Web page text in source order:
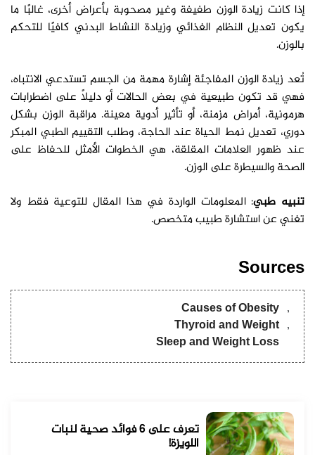
إذا كانت زيادة الوزن طفيفة وغير مصحوبة بأعراض أخرى، غالبًا ما
يكون تعديل النظام الغذائي وزيادة النشاط البدني كافيًا للتحكم
بالوزن.
تُعد زيادة الوزن المفاجئة إشارة مهمة من الجسم تستدعي الانتباه،
فهي قد تكون طبيعية في بعض الحالات أو دليلاً على اضطرابات
هرمونية، أمراض مزمنة، أو تأثير أدوية معينة. مراقبة الوزن بشكل
دوري، تعديل نمط الحياة عند الحاجة، وطلب التقييم الطبي المبكر
عند ظهور العلامات المقلقة، هي الخطوات الأمثل للحفاظ على
الصحة والسيطرة على الوزن.
تنبيه طبي: المعلومات الواردة في هذا المقال للتوعية فقط ولا
تغني عن استشارة طبيب متخصص.
Sources
Causes of Obesity
Thyroid and Weight
Sleep and Weight Loss
تعرف على 6 فوائد صحية لنبات
اللويزة!